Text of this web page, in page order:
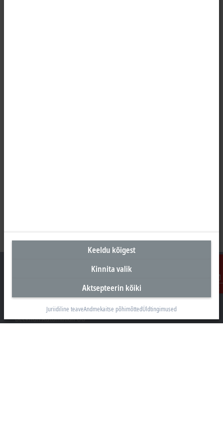
Kontakt
Peakontor Eesti
Beckhoff Automation OÜ
Keeldu kõigest
Kinnita valik
Aktsepteerin kõiki
Juriidiline teaveAndmekaitse põhimõttedÜldtingimused